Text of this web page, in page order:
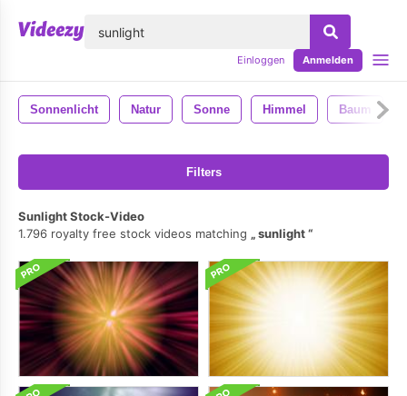
Einloggen Anmelden
Sonnenlicht Natur Sonne Himmel Baum
Filters
Sunlight Stock-Video
1.796 royalty free stock videos matching
sunlight